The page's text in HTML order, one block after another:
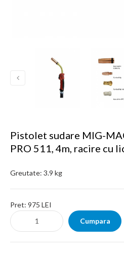
Pistolet sudare MIG-
PRO 511, 4m, racire cu
Greutate: 3.9 kg
Pret: 975 LEI